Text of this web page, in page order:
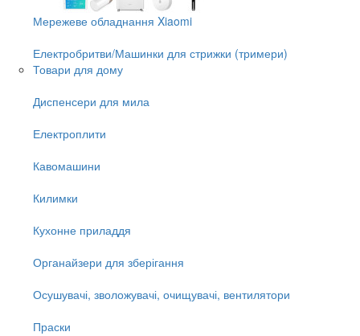
Мережеве обладнання Xiaomi
Електробритви/Машинки для стрижки (тримери)
Товари для дому
Диспенсери для мила
Електроплити
Кавомашини
Килимки
Кухонне приладдя
Органайзери для зберігання
Осушувачі, зволожувачі, очищувачі, вентилятори
Праски